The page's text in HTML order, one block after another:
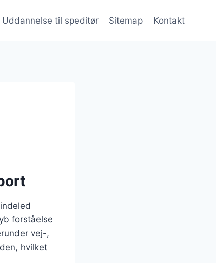
Uddannelse til speditør Sitemap Kontakt
forståelse
vej-,
hvilket